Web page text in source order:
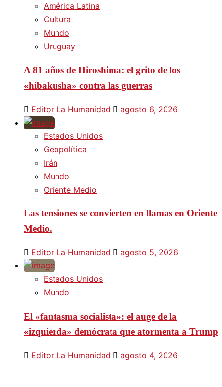
América Latina
Cultura
Mundo
Uruguay
A 81 años de Hiroshima: el grito de los
«hibakusha» contra las guerras
Editor La Humanidad agosto 6, 2026
Estados Unidos
Geopolítica
Irán
Mundo
Oriente Medio
Las tensiones se convierten en llamas en Oriente
Medio.
Editor La Humanidad agosto 5, 2026
Estados Unidos
Mundo
El «fantasma socialista»: el auge de la
«izquierda» demócrata que atormenta a Trump
Editor La Humanidad agosto 4, 2026